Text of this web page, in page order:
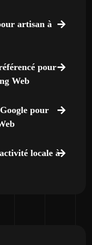
artisan à
pour
Web
pour
locale à